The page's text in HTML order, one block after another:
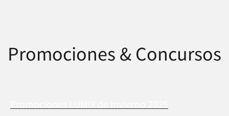
Promociones & Concursos